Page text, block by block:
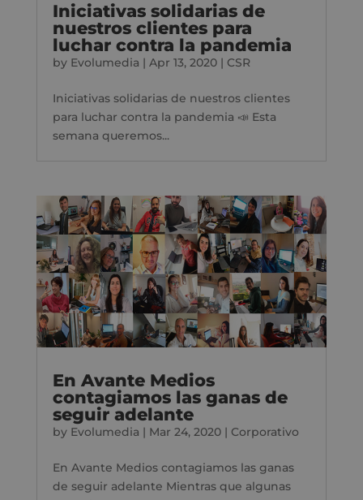
Iniciativas solidarias de
nuestros clientes para
luchar contra la pandemia
by Evolumedia | Apr 13, 2020| CSR
Iniciativas solidarias de nuestros clientes
para luchar contra la pandemia 📣 Esta
semana queremos...
En Avante Medios
contagiamos las ganas de
seguir adelante
by Evolumedia | Mar 24, 2020| Corporativo
En Avante Medios contagiamos las ganas
de seguir adelante Mientras que algunas